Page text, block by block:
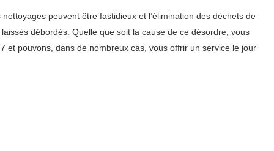
peuvent être fastidieux et l’élimination des déchets de
débordés. Quelle que soit la cause de ce désordre, vous
et pouvons, dans de nombreux cas, vous offrir un service le jour